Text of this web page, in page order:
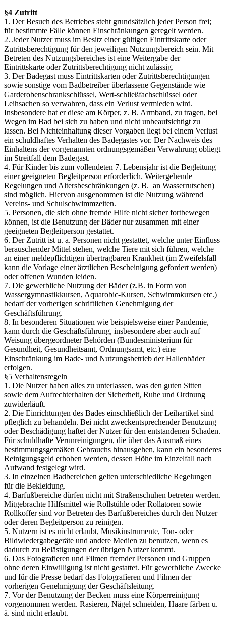
§4 Zutritt
1. Der Besuch des Betriebes steht grundsätzlich jeder Person frei;
für bestimmte Fälle können Einschränkungen geregelt werden.
2. Jeder Nutzer muss im Besitz einer gültigen Eintrittskarte oder
Zutrittsberechtigung für den jeweiligen Nutzungsbereich sein. Mit
Betreten des Nutzungsbereiches ist eine Weitergabe der
Eintrittskarte oder Zutrittsberechtigung nicht zulässig.
3. Der Badegast muss Eintrittskarten oder Zutrittsberechtigungen
sowie sonstige vom Badbetreiber überlassene Gegenstände wie
Garderobenschrankschlüssel, Wert-schließfachschlüssel oder
Leihsachen so verwahren, dass ein Verlust vermieden wird.
Insbesondere hat er diese am Körper, z. B. Armband, zu tragen, bei
Wegen im Bad bei sich zu haben und nicht unbeaufsichtigt zu
lassen. Bei Nichteinhaltung dieser Vorgaben liegt bei einem Verlust
ein schuldhaftes Verhalten des Badegastes vor. Der Nachweis des
Einhaltens der vorgenannten ordnungsgemäßen Verwahrung obliegt
im Streitfall dem Badegast.
4. Für Kinder bis zum vollendeten 7. Lebensjahr ist die Begleitung
einer geeigneten Begleitperson erforderlich. Weitergehende
Regelungen und Altersbeschränkungen (z. B. an Wasserrutschen)
sind möglich. Hiervon ausgenommen ist die Nutzung während
Vereins- und Schulschwimmzeiten.
5. Personen, die sich ohne fremde Hilfe nicht sicher fortbewegen
können, ist die Benutzung der Bäder nur zusammen mit einer
geeigneten Begleitperson gestattet.
6. Der Zutritt ist u. a. Personen nicht gestattet, welche unter Einfluss
berauschender Mittel stehen, welche Tiere mit sich führen, welche
an einer meldepflichtigen übertragbaren Krankheit (im Zweifelsfall
kann die Vorlage einer ärztlichen Bescheinigung gefordert werden)
oder offenen Wunden leiden.
7. Die gewerbliche Nutzung der Bäder (z.B. in Form von
Wassergymnastikkursen, Aquarobic-Kursen, Schwimmkursen etc.)
bedarf der vorherigen schriftlichen Genehmigung der
Geschäftsführung.
8. In besonderen Situationen wie beispielsweise einer Pandemie,
kann durch die Geschäftsführung, insbesondere aber auch auf
Weisung übergeordneter Behörden (Bundesministerium für
Gesundheit, Gesundheitsamt, Ordnungsamt, etc.) eine
Einschränkung im Bade- und Nutzungsbetrieb der Hallenbäder
erfolgen.
§5 Verhaltensregeln
1. Die Nutzer haben alles zu unterlassen, was den guten Sitten
sowie dem Aufrechterhalten der Sicherheit, Ruhe und Ordnung
zuwiderläuft.
2. Die Einrichtungen des Bades einschließlich der Leihartikel sind
pfleglich zu behandeln. Bei nicht zweckentsprechender Benutzung
oder Beschädigung haftet der Nutzer für den entstandenen Schaden.
Für schuldhafte Verunreinigungen, die über das Ausmaß eines
bestimmungsgemäßen Gebrauchs hinausgehen, kann ein besonderes
Reinigungsgeld erhoben werden, dessen Höhe im Einzelfall nach
Aufwand festgelegt wird.
3. In einzelnen Badbereichen gelten unterschiedliche Regelungen
für die Bekleidung.
4. Barfußbereiche dürfen nicht mit Straßenschuhen betreten werden.
Mitgebrachte Hilfsmittel wie Rollstühle oder Rollatoren sowie
Rollkoffer sind vor Betreten des Barfußbereiches durch den Nutzer
oder deren Begleitperson zu reinigen.
5. Nutzern ist es nicht erlaubt, Musikinstrumente, Ton- oder
Bildwiedergabegeräte und andere Medien zu benutzen, wenn es
dadurch zu Belästigungen der übrigen Nutzer kommt.
6. Das Fotografieren und Filmen fremder Personen und Gruppen
ohne deren Einwilligung ist nicht gestattet. Für gewerbliche Zwecke
und für die Presse bedarf das Fotografieren und Filmen der
vorherigen Genehmigung der Geschäftsleitung.
7. Vor der Benutzung der Becken muss eine Körperreinigung
vorgenommen werden. Rasieren, Nägel schneiden, Haare färben u.
ä. sind nicht erlaubt.